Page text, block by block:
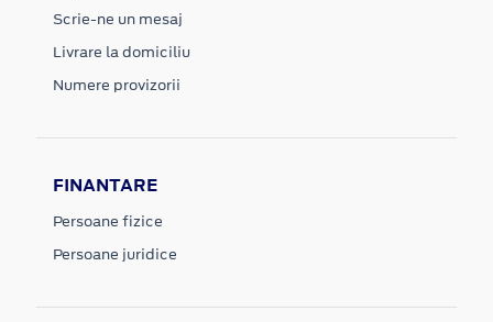
Scrie-ne un mesaj
Livrare la domiciliu
Numere provizorii
FINANTARE
Persoane fizice
Persoane juridice